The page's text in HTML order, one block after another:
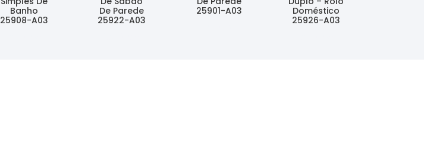
Banho
25908-A03
De Parede
25922-A03
25901-A03
Doméstico
25926-A03